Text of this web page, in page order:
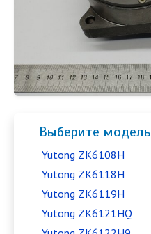
Выберите модель
Yutong ZK6108H
Yutong ZK6118H
Yutong ZK6119H
Yutong ZK6121HQ